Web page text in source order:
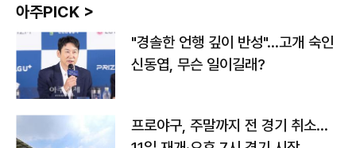
아주PICK >
"경솔한 언행 깊이 반성"…고개 숙인
신동엽, 무슨 일이길래?
프로야구, 주말까지 전 경기 취소…